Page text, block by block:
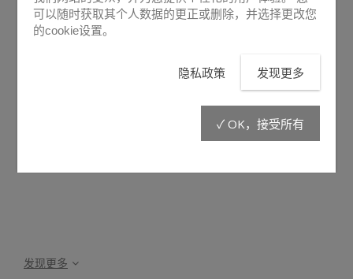
发现更多
可以随时获取其个人数据的更正或删除，并选择更改您
的cookie设置。
隐私政策 发现更多
✓ OK，接受所有